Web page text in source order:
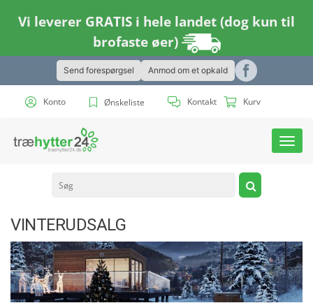
Vi leverer GRATIS i hele landet (dog kun til
brofaste øer)
Send forespørgsel Anmod om et opkald
Konto Ønskeliste Kontakt Kurv
VINTERUDSALG